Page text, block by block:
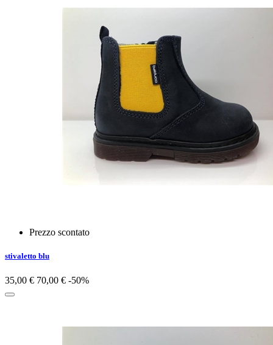
Prezzo scontato
stivaletto blu
35,00 € 70,00 € -50%